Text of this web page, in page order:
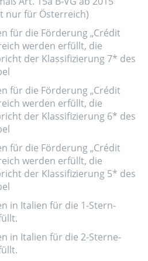
nur für Österreich)
für die Förderung „Crédit
werden erfüllt, die
der Klassifizierung 7* des
für die Förderung „Crédit
werden erfüllt, die
der Klassifizierung 6* des
für die Förderung „Crédit
werden erfüllt, die
der Klassifizierung 5* des
in Italien für die 1-Stern-
in Italien für die 2-Sterne-